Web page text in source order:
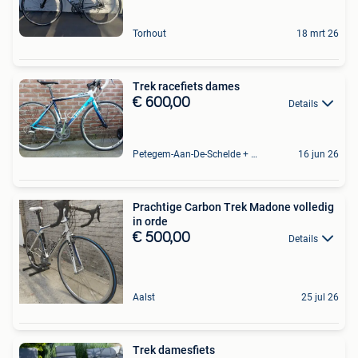
Torhout 18 mrt 26
Trek racefiets dames
€ 600,00 Details
Petegem-Aan-De-Schelde + Deel Van Oudenaarde 16 jun 26
Prachtige Carbon Trek Madone volledig
in orde
€ 500,00 Details
Aalst 25 jul 26
Trek damesfiets